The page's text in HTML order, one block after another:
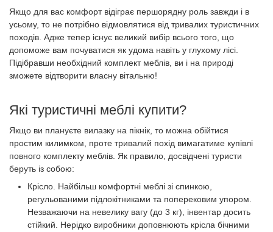
Якщо для вас комфорт відіграє першорядну роль завжди і в
усьому, то не потрібно відмовлятися від тривалих туристичних
походів. Адже тепер існує великий вибір всього того, що
допоможе вам почуватися як удома навіть у глухому лісі.
Підібравши необхідний комплект меблів, ви і на природі
зможете відтворити власну вітальню!
Які туристичні меблі купити?
Якщо ви плануєте вилазку на пікнік, то можна обійтися
простим килимком, проте тривалий похід вимагатиме купівлі
повного комплекту меблів. Як правило, досвідчені туристи
беруть із собою:
Крісло. Найбільш комфортні меблі зі спинкою,
регульованими підлокітниками та поперековим упором.
Незважаючи на невелику вагу (до 3 кг), інвентар досить
стійкий. Нерідко виробники доповнюють крісла бічними